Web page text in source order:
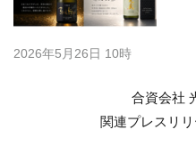
2026年5月26日 10時
合資会社
関連プレスリ